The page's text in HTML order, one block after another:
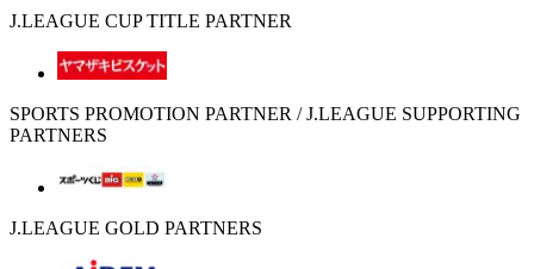
J.LEAGUE CUP TITLE PARTNER
SPORTS PROMOTION PARTNER / J.LEAGUE SUPPORTING
PARTNERS
J.LEAGUE GOLD PARTNERS